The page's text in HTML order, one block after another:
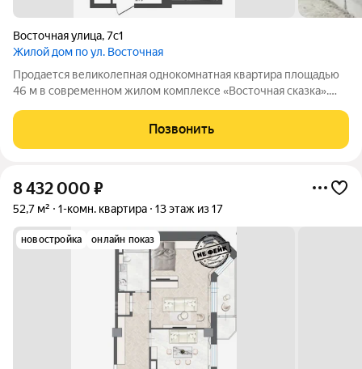
Восточная улица,7с1
Жилой дом по ул. Восточная
Продается великолепная однокомнатная квартира площадью
46 м в современном жилом комплексе «Восточная сказка».
кирпично-монолитного дома, который уже построен и готов к
заселению. Квартира
Позвонить
8 432 000 ₽
52,7 м² 1-комн. квартира 13 этаж из 17
новостройка онлайн показ